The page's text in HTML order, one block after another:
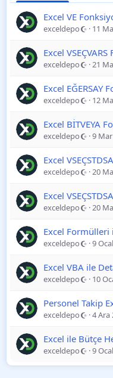
Excel VE
exceldepo 11
Excel
exceldepo 21
Excel EĞERSAY
exceldepo 12
Excel BİTVEYA
exceldepo 9
Excel
exceldepo 20
Excel
exceldepo 20
Excel
exceldepo 9
Excel VBA ile
exceldepo 10
Personel Takip
exceldepo 4 Ara
Excel ile Bütçe
exceldepo 9